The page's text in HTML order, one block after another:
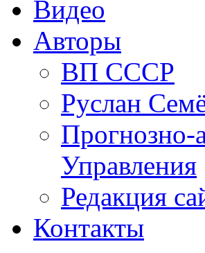
Видео
Авторы
ВП СССР
Руслан
Прогнозно-
Управления
Редакция
Контакты